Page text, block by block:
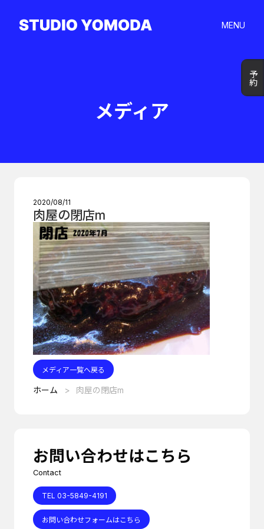
MENU
予約
予約
メディア
2020/08/11
肉屋の閉店m
メディア一覧へ戻る
ホーム 肉屋の閉店m
お問い合わせはこちら
Contact
TEL 03-5849-4191
お問い合わせフォームはこちら